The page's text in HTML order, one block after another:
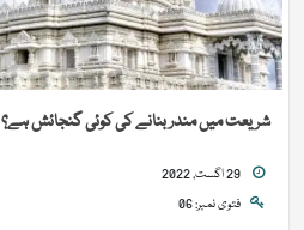
شریعت میں مندر بنانے کی کوئی گنجائش ہے؟
فتوی نمبر: 06